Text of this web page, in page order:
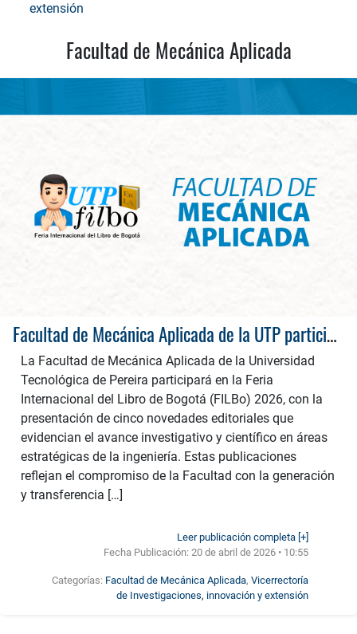
extensión
Facultad de Mecánica Aplicada
Facultad de Mecánica Aplicada de la UTP participará en la FILBo 2026: Simulación de fenómenos mecánicos, desarrollo de materiales avanzados y aplicaciones de la nanotecnología para la innovación industrial
La Facultad de Mecánica Aplicada de la Universidad
Tecnológica de Pereira participará en la Feria
Internacional del Libro de Bogotá (FILBo) 2026, con la
presentación de cinco novedades editoriales que
evidencian el avance investigativo y científico en áreas
estratégicas de la ingeniería. Estas publicaciones
reflejan el compromiso de la Facultad con la generación
y transferencia […]
Leer publicación completa [+]
Fecha Publicación:20 de abril de 2026 • 10:55
Categorías: Facultad de Mecánica Aplicada,Vicerrectoría
de Investigaciones, innovación y extensión